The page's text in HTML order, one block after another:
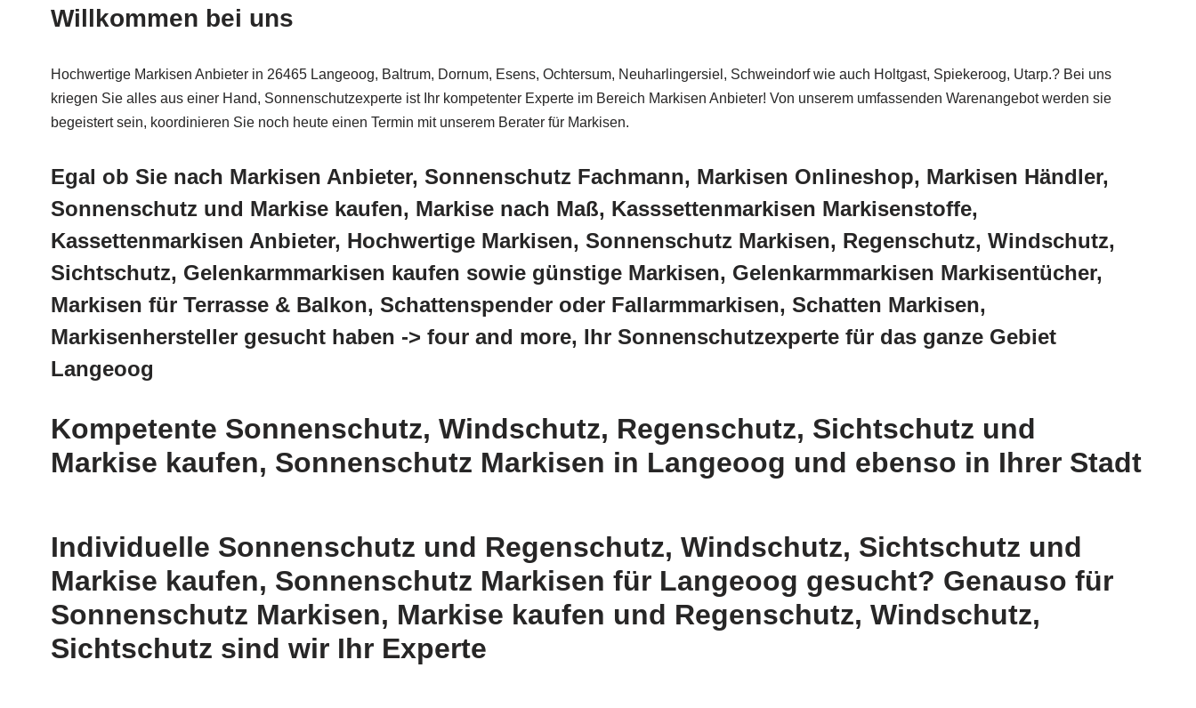
Willkommen bei uns
Hochwertige Markisen Anbieter in 26465 Langeoog, Baltrum, Dornum, Esens, Ochtersum, Neuharlingersiel, Schweindorf wie auch Holtgast, Spiekeroog, Utarp.? Bei uns
kriegen Sie alles aus einer Hand, Sonnenschutzexperte ist Ihr kompetenter Experte im Bereich Markisen Anbieter! Von unserem umfassenden Warenangebot werden sie
begeistert sein, koordinieren Sie noch heute einen Termin mit unserem Berater für Markisen.
Egal ob Sie nach Markisen Anbieter, Sonnenschutz Fachmann, Markisen Onlineshop, Markisen Händler,
Sonnenschutz und Markise kaufen, Markise nach Maß, Kasssettenmarkisen Markisenstoffe,
Kassettenmarkisen Anbieter, Hochwertige Markisen, Sonnenschutz Markisen, Regenschutz, Windschutz,
Sichtschutz, Gelenkarmmarkisen kaufen sowie günstige Markisen, Gelenkarmmarkisen Markisentücher,
Markisen für Terrasse & Balkon, Schattenspender oder Fallarmmarkisen, Schatten Markisen,
Markisenhersteller gesucht haben -> four and more, Ihr Sonnenschutzexperte für das ganze Gebiet
Langeoog
Kompetente Sonnenschutz, Windschutz, Regenschutz, Sichtschutz und
Markise kaufen, Sonnenschutz Markisen in Langeoog und ebenso in Ihrer Stadt
Individuelle Sonnenschutz und Regenschutz, Windschutz, Sichtschutz und
Markise kaufen, Sonnenschutz Markisen für Langeoog gesucht? Genauso für
Sonnenschutz Markisen, Markise kaufen und Regenschutz, Windschutz,
Sichtschutz sind wir Ihr Experte